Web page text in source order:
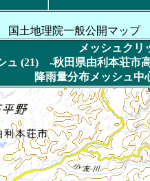
国土地理院一般公開マップ
メッシュクリ
ュ (21) -秋田県由利本荘
降雨量分布メッシュ